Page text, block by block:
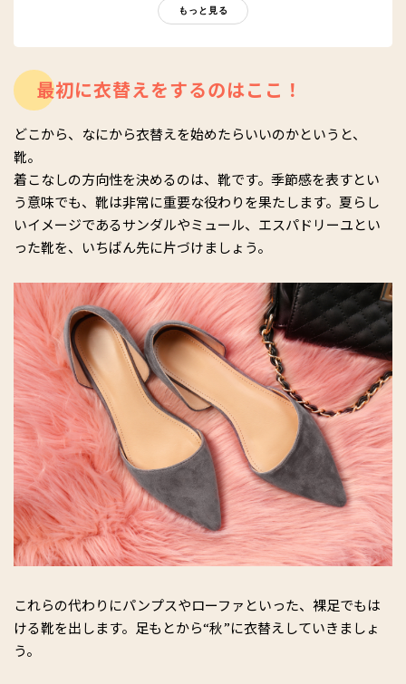
講演と、多方面で活動中。プライベートでは、ジャズダンス歴
20年以上。着たい服がいくつになっても似合う体づくりに、
日々取り組んでいます。
http://onnamind.net/
もっと見る
最初に衣替えをするのはここ！
どこから、なにから衣替えを始めたらいいのかというと、
靴。
着こなしの方向性を決めるのは、靴です。季節感を表すとい
う意味でも、靴は非常に重要な役わりを果たします。夏らし
いイメージであるサンダルやミュール、エスパドリーユとい
った靴を、いちばん先に片づけましょう。
これらの代わりにパンプスやローファといった、裸足でもは
ける靴を出します。足もとから“秋”に衣替えしていきましょ
う。